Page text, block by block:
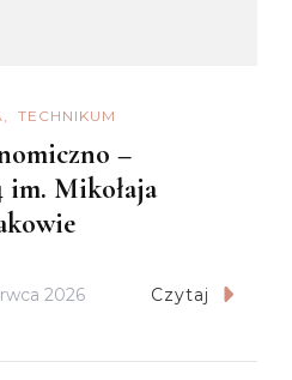
TECHNIKUM
–
Mikołaja
2026 Czytaj